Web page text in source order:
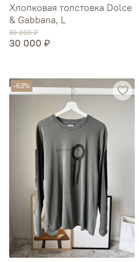
Хлопковая толстовка Dolce
& Gabbana, L
89 000 ₽
30 000 ₽
-63%